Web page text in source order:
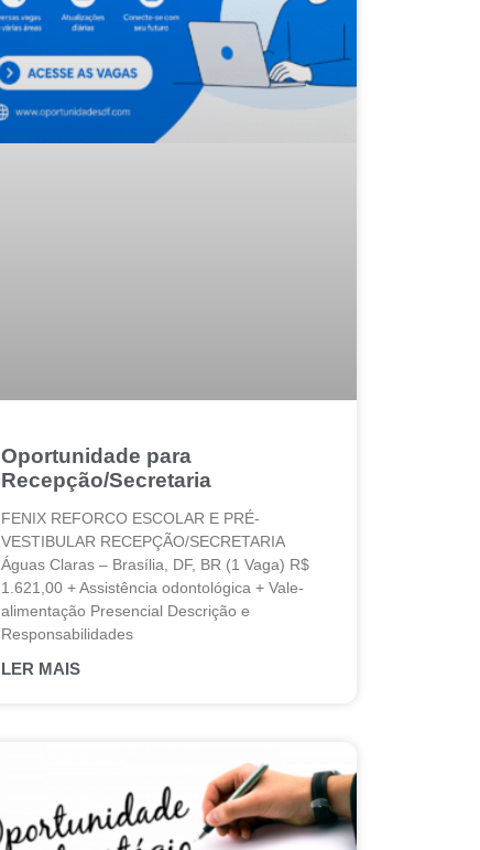
Oportunidade para
Recepção/Secretaria
FENIX REFORCO ESCOLAR E PRÉ-
VESTIBULAR RECEPÇÃO/SECRETARIA
Águas Claras – Brasília, DF, BR (1 Vaga) R$
1.621,00 + Assistência odontológica + Vale-
alimentação Presencial Descrição e
Responsabilidades
LER MAIS